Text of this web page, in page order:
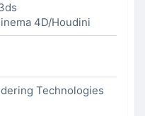
4D/Houdini
Technologies